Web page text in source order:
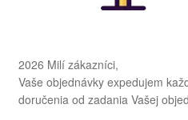
2026 Milí zákazníci,
Vaše objednávky expedujem
doručenia od zadania Vašej